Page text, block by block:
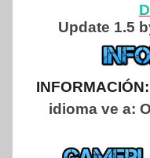
Update 1.5
INFORMACIÓN:
idioma ve a: